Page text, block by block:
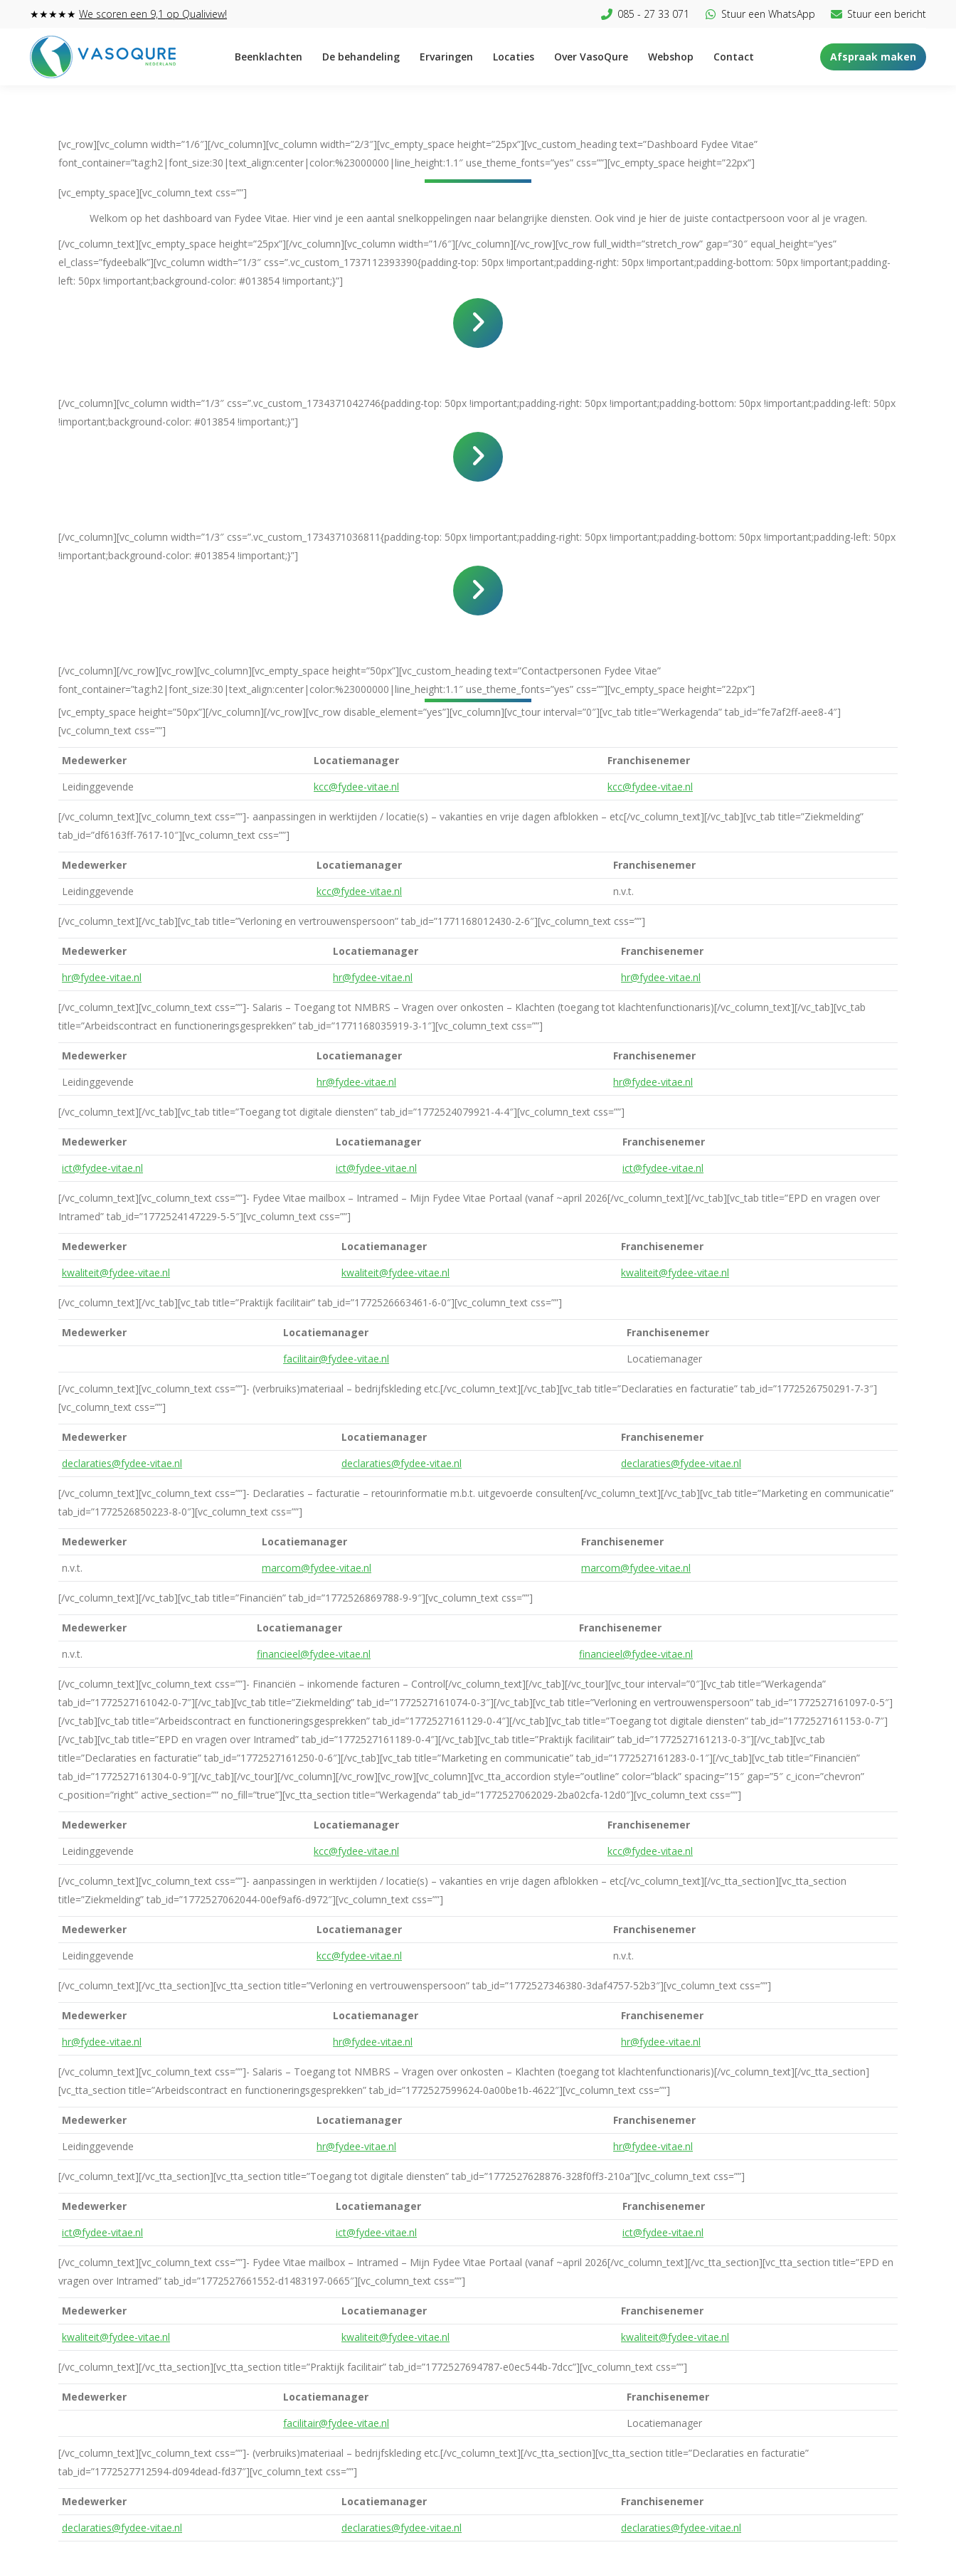
★★★★★ We scoren een 9,1 op Qualiview! 085 - 27 33 071 Stuur een WhatsApp Stuur een bericht
Beenklachten De behandeling Ervaringen Locaties Over VasoQure Webshop Contact Afspraak maken
[vc_row][vc_column width=”1/6″][/vc_column][vc_column width=”2/3″][vc_empty_space height=”25px”][vc_custom_heading text=”Dashboard Fydee Vitae”
font_container=”tag:h2|font_size:30|text_align:center|color:%23000000|line_height:1.1″ use_theme_fonts=”yes” css=””][vc_empty_space height=”22px”]
[vc_empty_space][vc_column_text css=””]
Welkom op het dashboard van Fydee Vitae. Hier vind je een aantal snelkoppelingen naar belangrijke diensten. Ook vind je hier de juiste contactpersoon voor al je vragen.
[/vc_column_text][vc_empty_space height=”25px”][/vc_column][vc_column width=”1/6″][/vc_column][/vc_row][vc_row full_width=”stretch_row” gap=”30″ equal_height=”yes”
el_class=”fydeebalk”][vc_column width=”1/3″ css=”.vc_custom_1737112393390{padding-top: 50px !important;padding-right: 50px !important;padding-bottom: 50px !important;padding-
left: 50px !important;background-color: #013854 !important;}”]
[/vc_column][vc_column width=”1/3″ css=”.vc_custom_1734371042746{padding-top: 50px !important;padding-right: 50px !important;padding-bottom: 50px !important;padding-left: 50px
!important;background-color: #013854 !important;}”]
[/vc_column][vc_column width=”1/3″ css=”.vc_custom_1734371036811{padding-top: 50px !important;padding-right: 50px !important;padding-bottom: 50px !important;padding-left: 50px
!important;background-color: #013854 !important;}”]
[/vc_column][/vc_row][vc_row][vc_column][vc_empty_space height=”50px”][vc_custom_heading text=”Contactpersonen Fydee Vitae”
font_container=”tag:h2|font_size:30|text_align:center|color:%23000000|line_height:1.1″ use_theme_fonts=”yes” css=””][vc_empty_space height=”22px”]
[vc_empty_space height=”50px”][/vc_column][/vc_row][vc_row disable_element=”yes”][vc_column][vc_tour interval=”0″][vc_tab title=”Werkagenda” tab_id=”fe7af2ff-aee8-4″]
[vc_column_text css=””]
Medewerker Locatiemanager
Franchisenemer
Leidinggevende
kcc@fydee-vitae.nl kcc@fydee-vitae.nl
[/vc_column_text][vc_column_text css=””]- aanpassingen in werktijden / locatie(s) – vakanties en vrije dagen afblokken – etc[/vc_column_text][/vc_tab][vc_tab title=”Ziekmelding”
tab_id=”df6163ff-7617-10″][vc_column_text css=””]
Medewerker Locatiemanager
Franchisenemer
Leidinggevende
kcc@fydee-vitae.nl n.v.t.
[/vc_column_text][/vc_tab][vc_tab title=”Verloning en vertrouwenspersoon” tab_id=”1771168012430-2-6″][vc_column_text css=””]
Medewerker Locatiemanager
Franchisenemer
hr@fydee-vitae.nl
hr@fydee-vitae.nl hr@fydee-vitae.nl
[/vc_column_text][vc_column_text css=””]- Salaris – Toegang tot NMBRS – Vragen over onkosten – Klachten (toegang tot klachtenfunctionaris)[/vc_column_text][/vc_tab][vc_tab
title=”Arbeidscontract en functioneringsgesprekken” tab_id=”1771168035919-3-1″][vc_column_text css=””]
Medewerker Locatiemanager
Franchisenemer
Leidinggevende
hr@fydee-vitae.nl hr@fydee-vitae.nl
[/vc_column_text][/vc_tab][vc_tab title=”Toegang tot digitale diensten” tab_id=”1772524079921-4-4″][vc_column_text css=””]
Medewerker Locatiemanager
Franchisenemer
ict@fydee-vitae.nl
ict@fydee-vitae.nl ict@fydee-vitae.nl
[/vc_column_text][vc_column_text css=””]- Fydee Vitae mailbox – Intramed – Mijn Fydee Vitae Portaal (vanaf ~april 2026[/vc_column_text][/vc_tab][vc_tab title=”EPD en vragen over
Intramed” tab_id=”1772524147229-5-5″][vc_column_text css=””]
Medewerker Locatiemanager
Franchisenemer
kwaliteit@fydee-vitae.nl
kwaliteit@fydee-vitae.nl kwaliteit@fydee-vitae.nl
[/vc_column_text][/vc_tab][vc_tab title=”Praktijk facilitair” tab_id=”1772526663461-6-0″][vc_column_text css=””]
Medewerker Locatiemanager
Franchisenemer
facilitair@fydee-vitae.nl
Locatiemanager
[/vc_column_text][vc_column_text css=””]- (verbruiks)materiaal – bedrijfskleding etc.[/vc_column_text][/vc_tab][vc_tab title=”Declaraties en facturatie” tab_id=”1772526750291-7-3″]
[vc_column_text css=””]
Medewerker Locatiemanager
Franchisenemer
declaraties@fydee-vitae.nl
declaraties@fydee-vitae.nl declaraties@fydee-vitae.nl
[/vc_column_text][vc_column_text css=””]- Declaraties – facturatie – retourinformatie m.b.t. uitgevoerde consulten[/vc_column_text][/vc_tab][vc_tab title=”Marketing en communicatie”
tab_id=”1772526850223-8-0″][vc_column_text css=””]
Medewerker Locatiemanager
Franchisenemer
n.v.t.
marcom@fydee-vitae.nl marcom@fydee-vitae.nl
[/vc_column_text][/vc_tab][vc_tab title=”Financiën” tab_id=”1772526869788-9-9″][vc_column_text css=””]
Medewerker Locatiemanager
Franchisenemer
n.v.t.
financieel@fydee-vitae.nl financieel@fydee-vitae.nl
[/vc_column_text][vc_column_text css=””]- Financiën – inkomende facturen – Control[/vc_column_text][/vc_tab][/vc_tour][vc_tour interval=”0″][vc_tab title=”Werkagenda”
tab_id=”1772527161042-0-7″][/vc_tab][vc_tab title=”Ziekmelding” tab_id=”1772527161074-0-3″][/vc_tab][vc_tab title=”Verloning en vertrouwenspersoon” tab_id=”1772527161097-0-5″]
[/vc_tab][vc_tab title=”Arbeidscontract en functioneringsgesprekken” tab_id=”1772527161129-0-4″][/vc_tab][vc_tab title=”Toegang tot digitale diensten” tab_id=”1772527161153-0-7″]
[/vc_tab][vc_tab title=”EPD en vragen over Intramed” tab_id=”1772527161189-0-4″][/vc_tab][vc_tab title=”Praktijk facilitair” tab_id=”1772527161213-0-3″][/vc_tab][vc_tab
title=”Declaraties en facturatie” tab_id=”1772527161250-0-6″][/vc_tab][vc_tab title=”Marketing en communicatie” tab_id=”1772527161283-0-1″][/vc_tab][vc_tab title=”Financiën”
tab_id=”1772527161304-0-9″][/vc_tab][/vc_tour][/vc_column][/vc_row][vc_row][vc_column][vc_tta_accordion style=”outline” color=”black” spacing=”15″ gap=”5″ c_icon=”chevron”
c_position=”right” active_section=”” no_fill=”true”][vc_tta_section title=”Werkagenda” tab_id=”1772527062029-2ba02cfa-12d0″][vc_column_text css=””]
Medewerker Locatiemanager
Franchisenemer
Leidinggevende
kcc@fydee-vitae.nl kcc@fydee-vitae.nl
[/vc_column_text][vc_column_text css=””]- aanpassingen in werktijden / locatie(s) – vakanties en vrije dagen afblokken – etc[/vc_column_text][/vc_tta_section][vc_tta_section
title=”Ziekmelding” tab_id=”1772527062044-00ef9af6-d972″][vc_column_text css=””]
Medewerker Locatiemanager
Franchisenemer
Leidinggevende
kcc@fydee-vitae.nl n.v.t.
[/vc_column_text][/vc_tta_section][vc_tta_section title=”Verloning en vertrouwenspersoon” tab_id=”1772527346380-3daf4757-52b3″][vc_column_text css=””]
Medewerker Locatiemanager
Franchisenemer
hr@fydee-vitae.nl
hr@fydee-vitae.nl hr@fydee-vitae.nl
[/vc_column_text][vc_column_text css=””]- Salaris – Toegang tot NMBRS – Vragen over onkosten – Klachten (toegang tot klachtenfunctionaris)[/vc_column_text][/vc_tta_section]
[vc_tta_section title=”Arbeidscontract en functioneringsgesprekken” tab_id=”1772527599624-0a00be1b-4622″][vc_column_text css=””]
Medewerker Locatiemanager
Franchisenemer
Leidinggevende
hr@fydee-vitae.nl hr@fydee-vitae.nl
[/vc_column_text][/vc_tta_section][vc_tta_section title=”Toegang tot digitale diensten” tab_id=”1772527628876-328f0ff3-210a”][vc_column_text css=””]
Medewerker Locatiemanager
Franchisenemer
ict@fydee-vitae.nl
ict@fydee-vitae.nl ict@fydee-vitae.nl
[/vc_column_text][vc_column_text css=””]- Fydee Vitae mailbox – Intramed – Mijn Fydee Vitae Portaal (vanaf ~april 2026[/vc_column_text][/vc_tta_section][vc_tta_section title=”EPD en
vragen over Intramed” tab_id=”1772527661552-d1483197-0665″][vc_column_text css=””]
Medewerker Locatiemanager
Franchisenemer
kwaliteit@fydee-vitae.nl
kwaliteit@fydee-vitae.nl kwaliteit@fydee-vitae.nl
[/vc_column_text][/vc_tta_section][vc_tta_section title=”Praktijk facilitair” tab_id=”1772527694787-e0ec544b-7dcc”][vc_column_text css=””]
Medewerker Locatiemanager
Franchisenemer
facilitair@fydee-vitae.nl
Locatiemanager
[/vc_column_text][vc_column_text css=””]- (verbruiks)materiaal – bedrijfskleding etc.[/vc_column_text][/vc_tta_section][vc_tta_section title=”Declaraties en facturatie”
tab_id=”1772527712594-d094dead-fd37″][vc_column_text css=””]
Medewerker Locatiemanager
Franchisenemer
declaraties@fydee-vitae.nl
declaraties@fydee-vitae.nl declaraties@fydee-vitae.nl